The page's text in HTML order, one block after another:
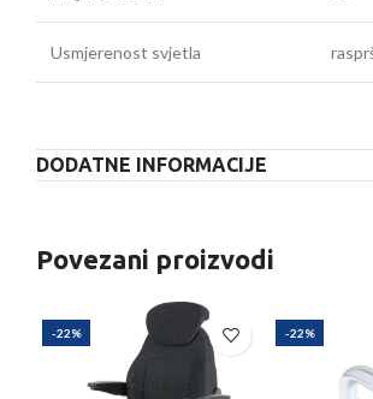
Usmjerenost svjetla
DODATNE INFORMACIJE
Povezani proizvodi
-22% -22%